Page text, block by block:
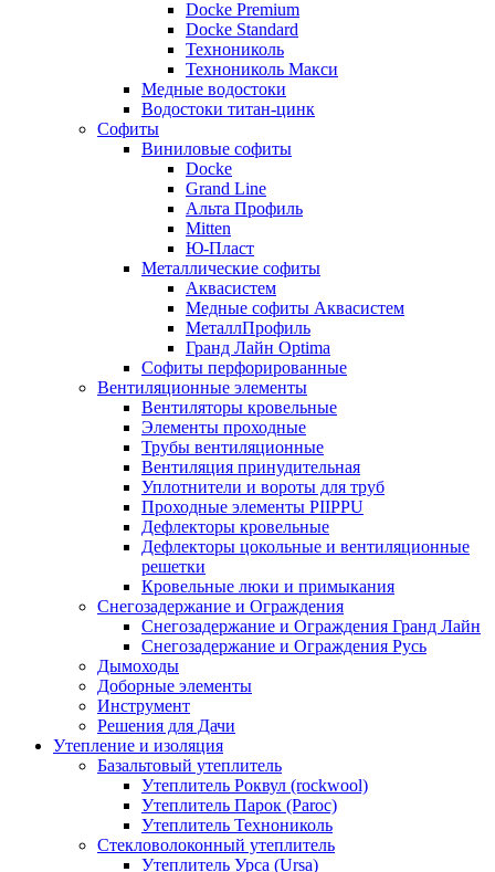
Docke Premium
Docke Standard
Технониколь
Технониколь Макси
Медные водостоки
Водостоки титан-цинк
Софиты
Виниловые софиты
Docke
Grand Line
Альта Профиль
Mitten
Ю-Пласт
Металлические софиты
Аквасистем
Медные софиты Аквасистем
МеталлПрофиль
Гранд Лайн Optima
Софиты перфорированные
Вентиляционные элементы
Вентиляторы кровельные
Элементы проходные
Трубы вентиляционные
Вентиляция принудительная
Уплотнители и вороты для труб
Проходные элементы PIIPPU
Дефлекторы кровельные
Дефлекторы цокольные и вентиляционные
решетки
Кровельные люки и примыкания
Снегозадержание и Ограждения
Снегозадержание и Ограждения Гранд Лайн
Снегозадержание и Ограждения Русь
Дымоходы
Доборные элементы
Инструмент
Решения для Дачи
Утепление и изоляция
Базальтовый утеплитель
Утеплитель Роквул (rockwool)
Утеплитель Парок (Paroc)
Утеплитель Технониколь
Стекловолоконный утеплитель
Утеплитель Урса (Ursa)